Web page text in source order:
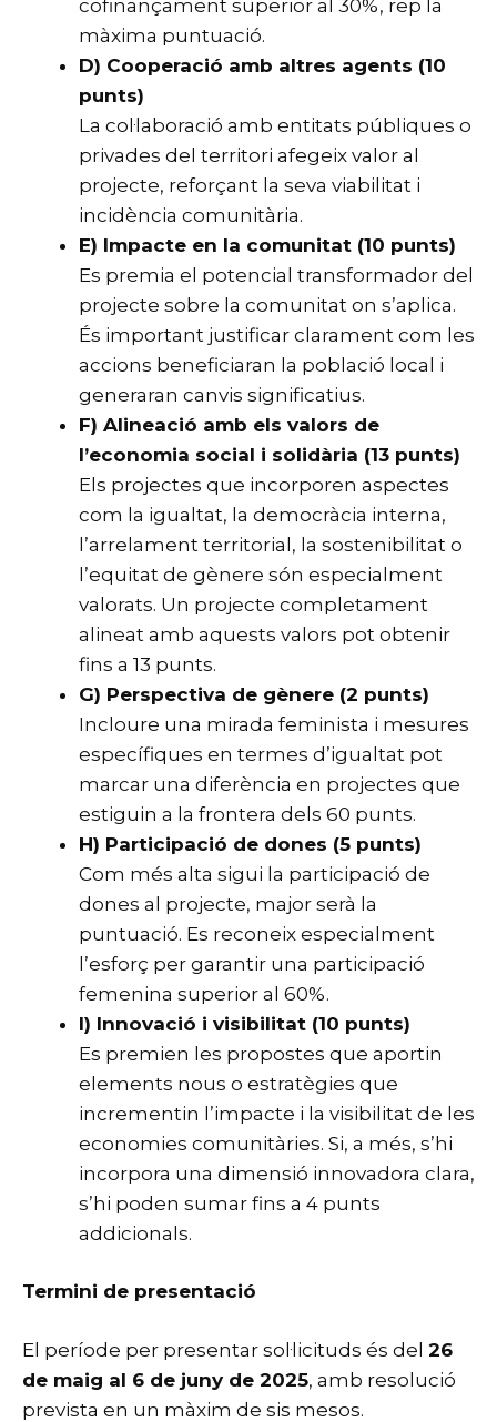
cofinançament superior al 30%, rep la
màxima puntuació.
D) Cooperació amb altres agents (10
punts)
La col·laboració amb entitats públiques o
privades del territori afegeix valor al
projecte, reforçant la seva viabilitat i
incidència comunitària.
E) Impacte en la comunitat (10 punts)
Es premia el potencial transformador del
projecte sobre la comunitat on s’aplica.
És important justificar clarament com les
accions beneficiaran la població local i
generaran canvis significatius.
F) Alineació amb els valors de
l’economia social i solidària (13 punts)
Els projectes que incorporen aspectes
com la igualtat, la democràcia interna,
l’arrelament territorial, la sostenibilitat o
l’equitat de gènere són especialment
valorats. Un projecte completament
alineat amb aquests valors pot obtenir
fins a 13 punts.
G) Perspectiva de gènere (2 punts)
Incloure una mirada feminista i mesures
específiques en termes d’igualtat pot
marcar una diferència en projectes que
estiguin a la frontera dels 60 punts.
H) Participació de dones (5 punts)
Com més alta sigui la participació de
dones al projecte, major serà la
puntuació. Es reconeix especialment
l’esforç per garantir una participació
femenina superior al 60%.
I) Innovació i visibilitat (10 punts)
Es premien les propostes que aportin
elements nous o estratègies que
incrementin l’impacte i la visibilitat de les
economies comunitàries. Si, a més, s’hi
incorpora una dimensió innovadora clara,
s’hi poden sumar fins a 4 punts
addicionals.
Termini de presentació
El període per presentar sol·licituds és del 26
de maig al 6 de juny de 2025, amb resolució
prevista en un màxim de sis mesos.